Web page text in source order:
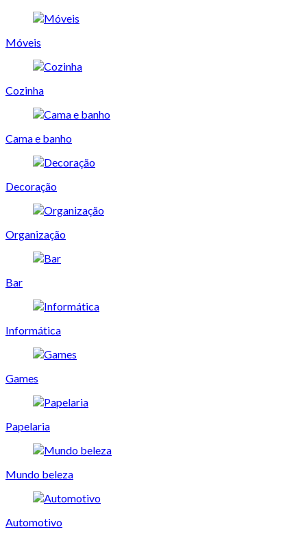
Móveis
Cozinha
Cama e banho
Decoração
Organização
Bar
Informática
Games
Papelaria
Mundo beleza
Automotivo